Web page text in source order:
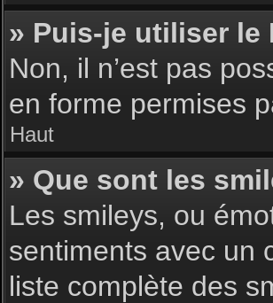
» Puis-je utiliser le
Non, il n’est pas
en forme permises
Haut
» Que sont les
Les smileys, ou
sentiments avec un
liste complète des